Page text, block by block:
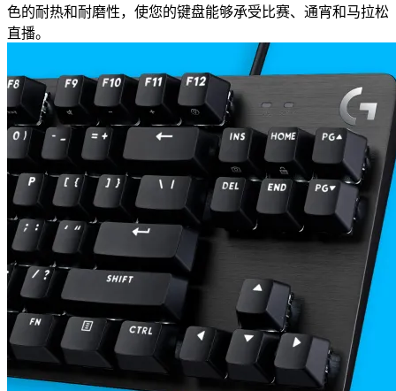
色的耐热和耐磨性，使您的键盘能够承受比赛、通宵和马拉松
直播。